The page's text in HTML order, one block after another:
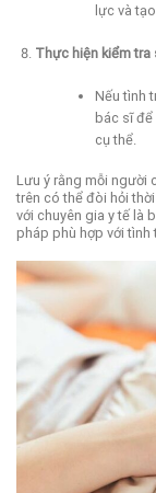
lực và
Thực hiện kiểm tra
Nếu tình
bác sĩ để
cụ thể.
Lưu ý rằng mỗi người
trên có thể đòi hỏi
với chuyên gia y tế là
pháp phù hợp với tình